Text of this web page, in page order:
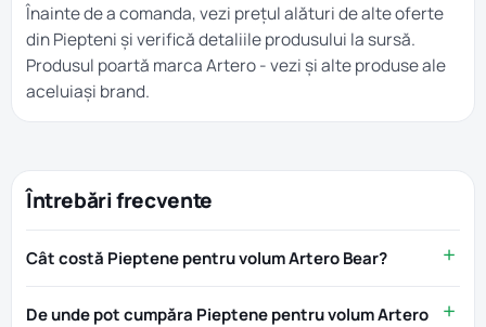
Înainte de a comanda, vezi prețul alături de alte oferte
dinPiepteni și verifică detaliile produsului la sursă.
Produsul poartă marcaArtero- vezi și alte produse ale
aceluiași brand.
Întrebări frecvente
Cât costă Pieptene pentru volum Artero Bear?
De unde pot cumpăra Pieptene pentru volum Artero